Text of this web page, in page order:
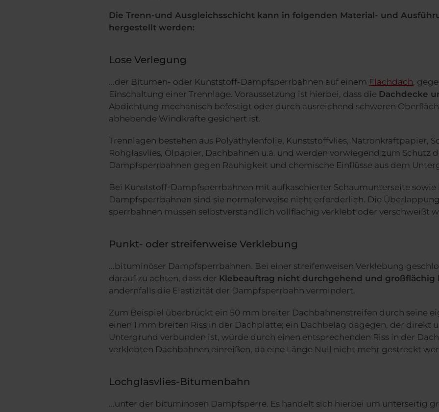
Die Trenn-und Ausgleichsschicht kann in folgenden Material- und
hergestellt werden:
Lose Verlegung
...der Bitumen- oder Kunststoff-Dampfsperrbahnen auf einem Flachdach,
Einschaltung einer Trennlage. Voraussetzung ist hierbei, dass die Dachdecke
Abdichtung mechanisch befestigt oder durch ausreichend schweren
abhebende Windkräfte gesichert ist.
Trennlagen bestehen aus Polyäthylenfolie, Kunststoffvlies, Natronkraftpapier,
Rohglasvlies, Ölpapier, Dachbahnen u.ä. und werden vorwiegend zum Schutz
Dampfsperrbahnen gegen Rauhigkeit und chemische Einflüsse aus dem
Bei Kunststoff-Dampfsperrbahnen mit aufkaschierter Schaumunterseite
Dampfsperrbahnen sind sie normalerweise nicht erforderlich. Die
sperrbahnen müssen selbstverständlich vollflächig verklebt oder verschweißt
Punkt- oder streifenweise Verklebung
...bituminöser Dampfsperrbahnen. Bei einer streifenweisen Verklebung
darauf zu achten, dass der Klebeauftrag nicht durchgehend und großflächig
andernfalls die Elastizität der Dampfsperrbahn vermindert.
Zum Beispiel überbrückt ein 50 mm breiter Dachbahnenstreifen durch seine
einen 1 mm breiten Riss in der Dachplatte; ein Dachbelag dagegen, der direkt
Untergrund verbunden ist, würde durch einen entsprechenden Riss in der
verklebten Dachbahnen einreißen, da eine Länge Null nicht mehr gestreckt
Lochglasvlies-Bitumenbahn
...unter der bituminösen Dampfsperre. Es handelt sich hierbei um unterseitig